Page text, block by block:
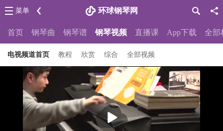
环球钢琴网
菜单
首页 钢琴曲 钢琴谱 钢琴视频 直播课 App下载 全部
电视频道首页 教程 欣赏 综合 全部视频
播
放